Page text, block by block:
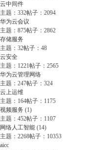
云中间件
主题：332帖子：2094
华为云会议
主题：875帖子：2862
存储服务
主题：32帖子：48
云安全
主题：1221帖子：2565
华为云管理网络
主题：247帖子：324
云上运维
主题：164帖子：1175
视频服务 (1)
主题：452帖子：1107
网络人工智能 (14)
主题：2268帖子：10353
aicc